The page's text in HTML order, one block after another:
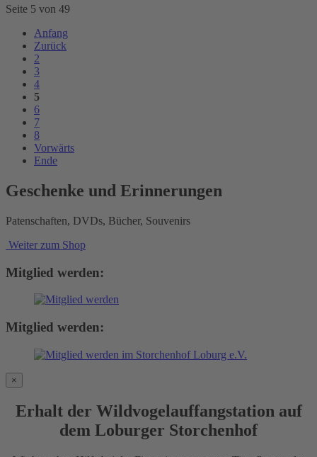
Seite 5 von 49
Anfang
Zurück
2
3
4
5
6
7
8
Vorwärts
Ende
Geschenke und Erinnerungen
Patenschaften, DVDs, Bücher, Souvenirs
Weiter zum Shop
Mitglied werden:
Mitglied werden:
×
Erhalt der Wildvogelauffangstation auf
dem Loburger Storchenhof